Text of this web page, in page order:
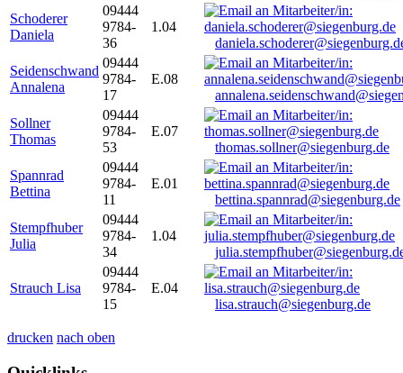
Schoderer
Daniela
09444
9784-
36
1.04
Seidenschwand
Annalena
09444
9784-
17
E.08
Sollner
Thomas
09444
9784-
53
E.07
thomas.sollner@siegenburg.de
Spannrad
Bettina
09444
9784-
11
E.01
bettina.spannrad@siegenburg.de
Stempfhuber
Julia
09444
9784-
34
1.04
Strauch Lisa
09444
9784-
15
E.04
lisa.strauch@siegenburg.de
drucken nach oben